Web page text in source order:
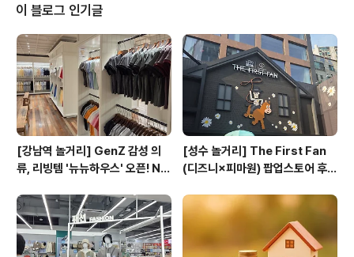
크 퀴리에 의해 처음 발견되었으며, 이후 다양한 산업 분야
에서 활용되고 있다. 오늘날 압전 에너지는 웨어러블 기기,
센서, 의료 장비, 재생 에너지 시스템 등에서 전력원을 보완
하는 방식으로 연구되고 있으며, 에너지 효율성과 지속 가
능성을 높이는 핵심 기술로 자리 잡고 있다. 압전 에..
이 블로그 인기글
[강남역 놀거리] GenZ 감성 의
류, 리빙템 '뉴뉴하우스' 오픈! NY
[성수 놀거리] The First Fan
(디즈니×피마원) 팝업스토어 후